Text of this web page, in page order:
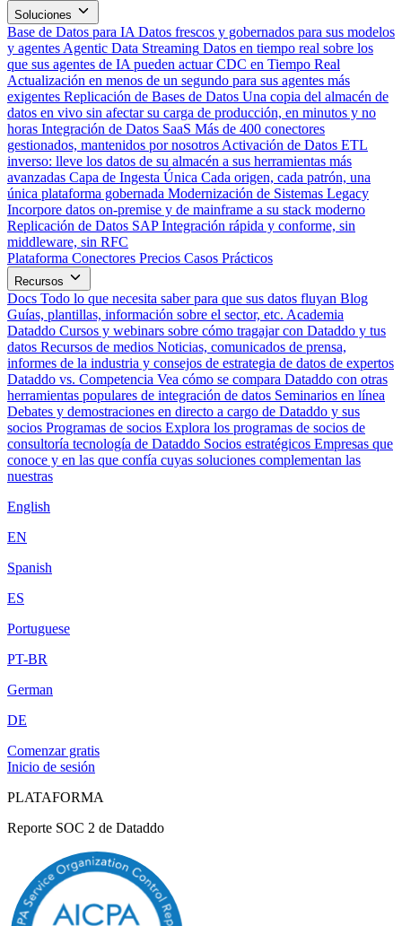
Soluciones
Base de Datos para IA Datos frescos y gobernados para sus modelos
y agentes Agentic Data Streaming Datos en tiempo real sobre los
que sus agentes de IA pueden actuar CDC en Tiempo Real
Actualización en menos de un segundo para sus agentes más
exigentes Replicación de Bases de Datos Una copia del almacén de
datos en vivo sin afectar su carga de producción, en minutos y no
horas Integración de Datos SaaS Más de 400 conectores
gestionados, mantenidos por nosotros Activación de Datos ETL
inverso: lleve los datos de su almacén a sus herramientas más
avanzadas Capa de Ingesta Única Cada origen, cada patrón, una
única plataforma gobernada Modernización de Sistemas Legacy
Incorpore datos on-premise y de mainframe a su stack moderno
Replicación de Datos SAP Integración rápida y conforme, sin
middleware, sin RFC
Plataforma Conectores Precios Casos Prácticos
Recursos
Docs Todo lo que necesita saber para que sus datos fluyan Blog
Guías, plantillas, información sobre el sector, etc. Academia
Dataddo Cursos y webinars sobre cómo tragajar con Dataddo y tus
datos Recursos de medios Noticias, comunicados de prensa,
informes de la industria y consejos de estrategia de datos de expertos
Dataddo vs. Competencia Vea cómo se compara Dataddo con otras
herramientas populares de integración de datos Seminarios en línea
Debates y demostraciones en directo a cargo de Dataddo y sus
socios Programas de socios Explora los programas de socios de
consultoría tecnología de Dataddo Socios estratégicos Empresas que
conoce y en las que confía cuyas soluciones complementan las
nuestras
English
EN
Spanish
ES
Portuguese
PT-BR
German
DE
Comenzar gratis
Inicio de sesión
PLATAFORMA
Reporte SOC 2 de Dataddo